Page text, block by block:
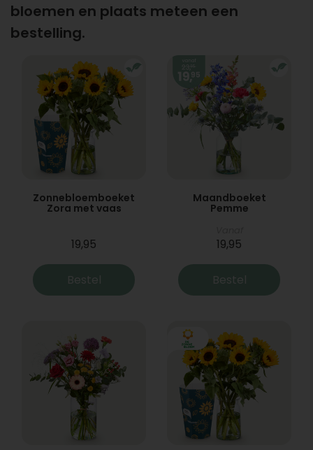
bloemen en plaats meteen een
bestelling.
Zonnebloemboeket
Zora met vaas
19,95
Bestel
Maandboeket
Pemme
19,95
Bestel